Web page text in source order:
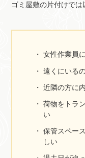
ゴミ屋敷の片付けでは
女性作業員
遠くにいる
近隣の方に
荷物をトラ
い
保管スペー
しい